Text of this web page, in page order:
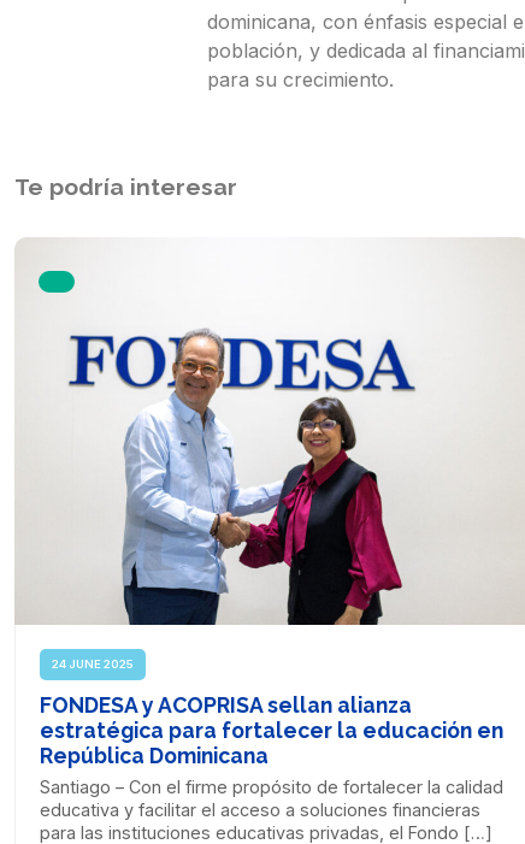
dominicana, con énfasis especial
población, y dedicada al
para su crecimiento.
Te podría interesar
24 JUNE 2025
FONDESA y ACOPRISA sellan alianza
estratégica para fortalecer la educación en
República Dominicana
Santiago – Con el firme propósito de fortalecer la calidad
educativa y facilitar el acceso a soluciones financieras
para las instituciones educativas privadas, el Fondo […]